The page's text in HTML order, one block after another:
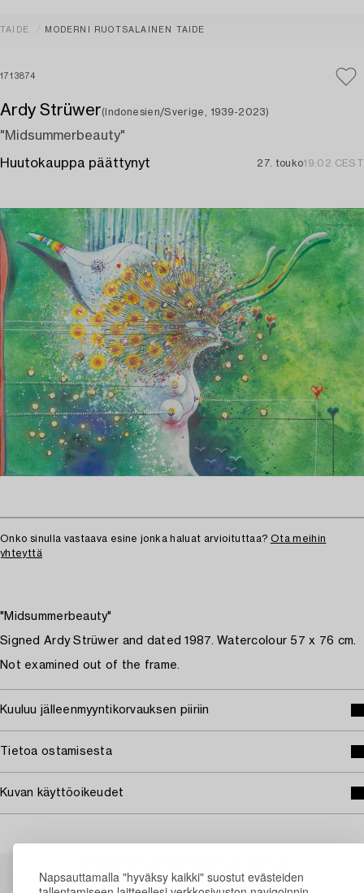
Napsauttamalla "hyväksy kaikki" suostut evästeiden
TAIDE MODERNI RUOTSALAINEN TAIDE
1713874
Ardy Strüwer(Indonesien/Sverige, 1939-2023)
"Midsummerbeauty"
Huutokauppa päättynyt 27. touko19:02 CEST
Onko sinulla vastaava esine jonka haluat arvioituttaa? Ota meihin
yhteyttä
"Midsummerbeauty"
Signed Ardy Strüwer and dated 1987. Watercolour 57 x 76 cm.
Not examined out of the frame.
Kuuluu jälleenmyyntikorvauksen piiriin
Tietoa ostamisesta
Kuvan käyttöoikeudet